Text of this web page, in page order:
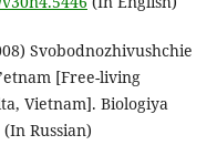
Svobodnozhivushchie
[Free-living
Vietnam]. Biologiya
Russian)